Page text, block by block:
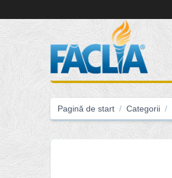
Pagină de start / Categorii /